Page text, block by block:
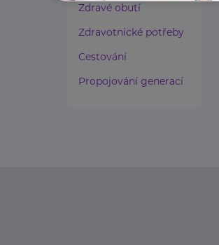
Zdravé obutí
Zdravotnické potřeby
Cestování
Propojování generací